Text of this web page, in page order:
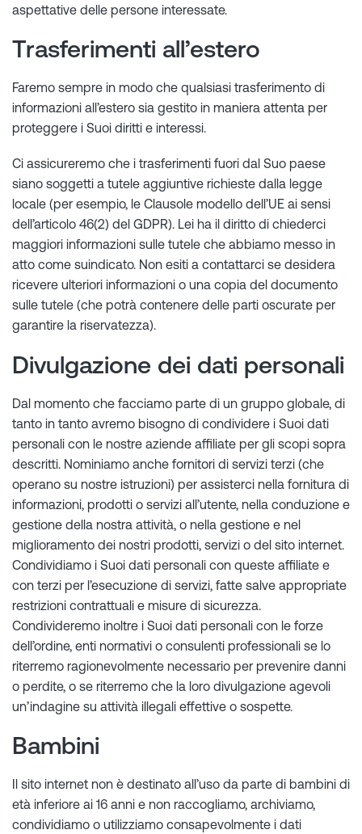
aspettative delle persone interessate.
Trasferimenti all’estero
Faremo sempre in modo che qualsiasi trasferimento di
informazioni all’estero sia gestito in maniera attenta per
proteggere i Suoi diritti e interessi.
Ci assicureremo che i trasferimenti fuori dal Suo paese
siano soggetti a tutele aggiuntive richieste dalla legge
locale (per esempio, le Clausole modello dell’UE ai sensi
dell’articolo 46(2) del GDPR). Lei ha il diritto di chiederci
maggiori informazioni sulle tutele che abbiamo messo in
atto come suindicato. Non esiti a contattarci se desidera
ricevere ulteriori informazioni o una copia del documento
sulle tutele (che potrà contenere delle parti oscurate per
garantire la riservatezza).
Divulgazione dei dati personali
Dal momento che facciamo parte di un gruppo globale, di
tanto in tanto avremo bisogno di condividere i Suoi dati
personali con le nostre aziende affiliate per gli scopi sopra
descritti. Nominiamo anche fornitori di servizi terzi (che
operano su nostre istruzioni) per assisterci nella fornitura di
informazioni, prodotti o servizi all’utente, nella conduzione e
gestione della nostra attività, o nella gestione e nel
miglioramento dei nostri prodotti, servizi o del sito internet.
Condividiamo i Suoi dati personali con queste affiliate e
con terzi per l’esecuzione di servizi, fatte salve appropriate
restrizioni contrattuali e misure di sicurezza.
Condivideremo inoltre i Suoi dati personali con le forze
dell’ordine, enti normativi o consulenti professionali se lo
riterremo ragionevolmente necessario per prevenire danni
o perdite, o se riterremo che la loro divulgazione agevoli
un’indagine su attività illegali effettive o sospette.
Bambini
Il sito internet non è destinato all’uso da parte di bambini di
età inferiore ai 16 anni e non raccogliamo, archiviamo,
condividiamo o utilizziamo consapevolmente i dati